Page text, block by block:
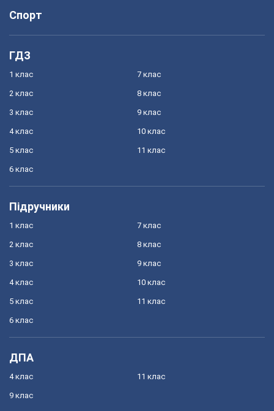
Спорт
ГДЗ
1 клас
2 клас
3 клас
4 клас
5 клас
6 клас
7 клас
8 клас
9 клас
10 клас
11 клас
Підручники
1 клас
2 клас
3 клас
4 клас
5 клас
6 клас
7 клас
8 клас
9 клас
10 клас
11 клас
ДПА
4 клас
9 клас
11 клас